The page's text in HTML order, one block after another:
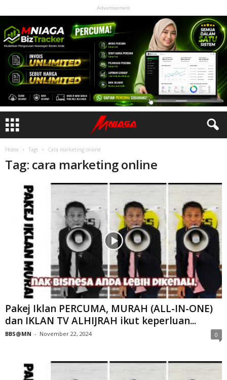
Advertisement
Home Tags Cara marketing online
Tag: cara marketing online
Pakej Iklan PERCUMA, MURAH (ALL-IN-ONE)
dan IKLAN TV ALHIJRAH ikut keperluan...
BBS@MN - November 22, 2024 0